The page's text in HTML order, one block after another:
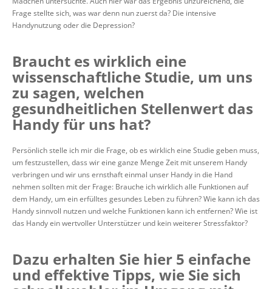
Frage stellte sich, was war denn nun zuerst da? Die intensive
Handynutzung oder die Depression?
Braucht es wirklich eine
wissenschaftliche Studie, um uns
zu sagen, welchen
gesundheitlichen Stellenwert das
Handy für uns hat?
Persönlich stelle ich mir die Frage, ob es wirklich eine Studie geben muss,
um festzustellen, dass wir eine ganze Menge Zeit mit unserem Handy
verbringen und wir uns ernsthaft einmal unser Handy in die Hand
nehmen sollten mit der Frage: Brauche ich wirklich alle Funktionen auf
dem Handy, um ein erfülltes gesundes Leben zu führen? Wie kann ich das
Handy sinnvoll nutzen und welche Funktionen kann ich entfernen? Wie ist
das Handy ein wertvoller Unterstützer und kein weiterer Stressfaktor?
Dazu erhalten Sie hier 5 einfache
und effektive Tipps, wie Sie sich